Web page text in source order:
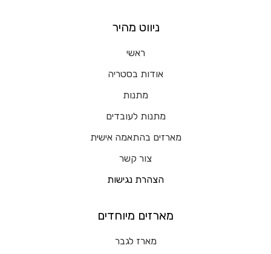
ניווט מהיר
ראשי
אודות בסטריה
מתנות
מתנות לעובדים
מארזים בהתאמה אישית
צור קשר
הצהרת נגישות
מארזים מיוחדים
מארז לגבר